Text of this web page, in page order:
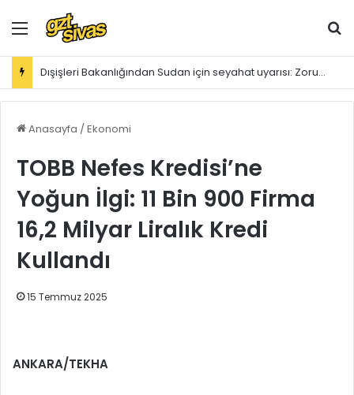
Menü
Dışişleri Bakanlığından Sudan için seyahat uyarısı: Zorunlu değilse gitmeyin
Anasayfa / Ekonomi
TOBB Nefes Kredisi’ne
Yoğun İlgi: 11 Bin 900 Firma
16,2 Milyar Liralık Kredi
Kullandı
15 Temmuz 2025
ANKARA/TEKHA